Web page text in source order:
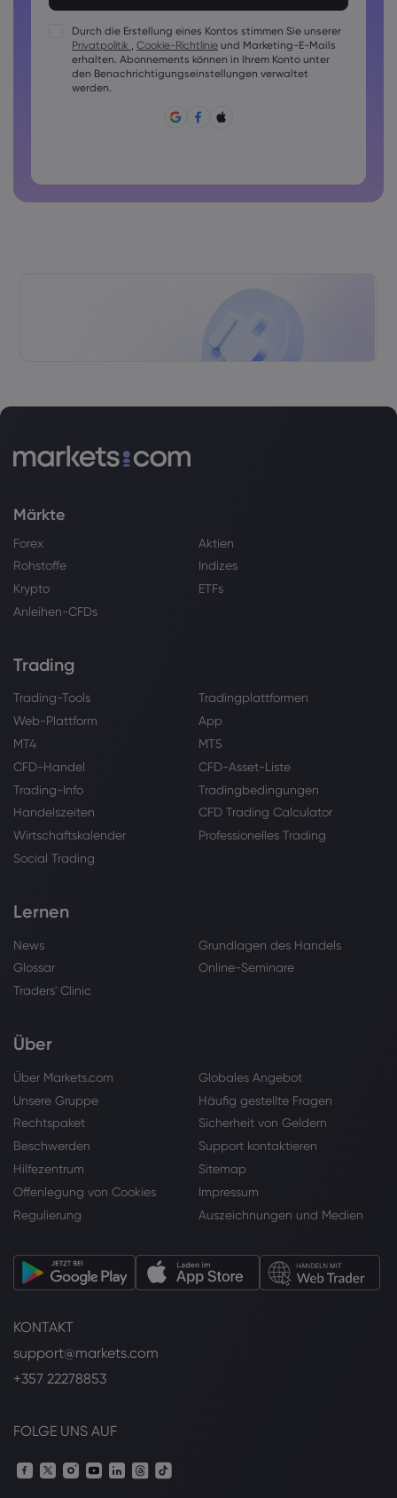
Kennwörter müssen mindestens 1 Großbuchstaben
enthalten
Kennwörter müssen mindestens 1 Kleinbuchstaben enthalten
Das Passwort muss folgende Zeichen enthalten ~!@#£
%^&amp;*()_-+=:;&lt;&gt;{,[]?,.
Passwörter dürfen nicht allgemein geläufig sein
Durch die Erstellung eines Kontos stimmen Sie unserer
Privatpolitik , Cookie-Richtlinie und Marketing-E-Mails
erhalten. Abonnements können in Ihrem Konto unter
den Benachrichtigungseinstellungen verwaltet
werden.
Märkte
Forex
Aktien
Rohstoffe
Indizes
Krypto
ETFs
Anleihen-CFDs
Trading
Trading-Tools
Tradingplattformen
Web-Plattform
App
MT4
MT5
CFD-Handel
CFD-Asset-Liste
Trading-Info
Tradingbedingungen
Handelszeiten
CFD Trading Calculator
Wirtschaftskalender
Professionelles Trading
Social Trading
Lernen
News
Grundlagen des Handels
Glossar
Online-Seminare
Traders' Clinic
Über
Über Markets.com
Globales Angebot
Unsere Gruppe
Häufig gestellte Fragen
Rechtspaket
Sicherheit von Geldern
Beschwerden
Support kontaktieren
Hilfezentrum
Sitemap
Offenlegung von Cookies
Impressum
Regulierung
Auszeichnungen und Medien
KONTAKT
support@markets.com
+357 22278853
FOLGE UNS AUF